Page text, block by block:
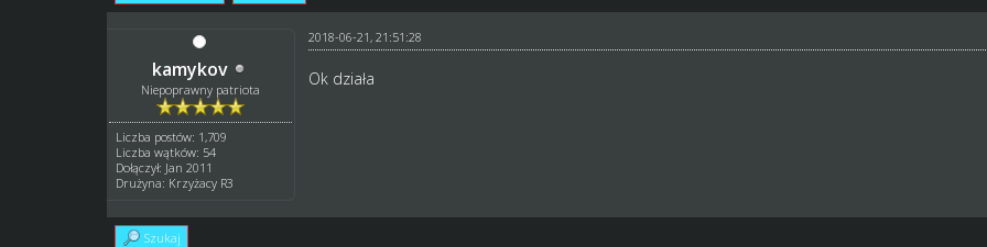
kamykov
Niepoprawny patriota
Liczba postów: 1,709
Liczba wątków: 54
Dołączył: Jan 2011
Drużyna: Krzyżacy R3
2018-06-21, 21:51:28
Ok działa
Szukaj